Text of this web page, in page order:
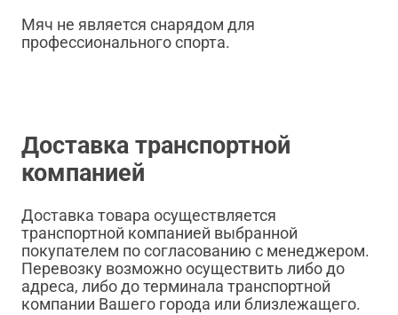
Мяч не является снарядом для
профессионального спорта.
Доставка транспортной
компанией
Доставка товара осуществляется
транспортной компанией выбранной
покупателем по согласованию с менеджером.
Перевозку возможно осуществить либо до
адреса, либо до терминала транспортной
компании Вашего города или близлежащего.